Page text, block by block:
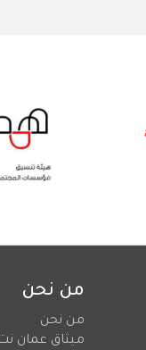
من نحن
من نحن
ميثاق عمان